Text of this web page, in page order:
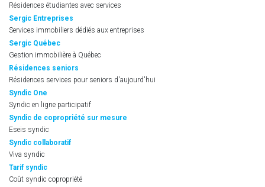
Résidences étudiantes avec services
Sergic Entreprises
Services immobiliers dédiés aux entreprises
Sergic Québec
Gestion immobilière à Québec
Résidences seniors
Résidences services pour seniors d'aujourd'hui
Syndic One
Syndic en ligne participatif
Syndic de copropriété sur mesure
Eseis syndic
Syndic collaboratif
Viva syndic
Tarif syndic
Coût syndic copropriété